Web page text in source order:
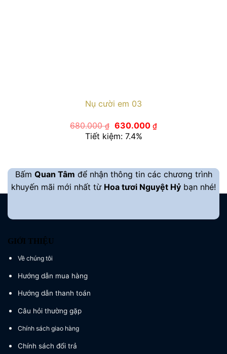
Nụ cười em 03
680.000₫ Giá
gốc
là:
630.000 ₫Giá
hiện
Tiết kiệm: 7.4%
Bấm Quan Tâm để nhận thông tin các chương trình
khuyến mãi mới nhất từ Hoa tươi Nguyệt Hỷ bạn nhé!
GIỚI THIỆU
Về chúng tôi
Hướng dẫn mua hàng
Hướng dẫn thanh toán
Câu hỏi thường gặp
Chính sách giao hàng
Chính sách đổi trả